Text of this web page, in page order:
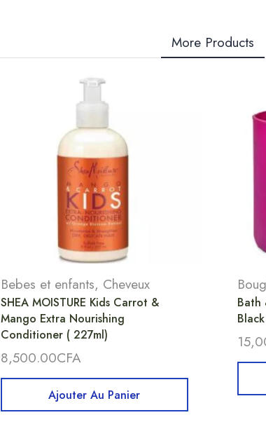
More Products
Bebes et enfants, Cheveux
SHEA MOISTURE Kids Carrot &
Mango Extra Nourishing
Conditioner ( 227ml)
8,500.00CFA
Ajouter Au Panier
Bath